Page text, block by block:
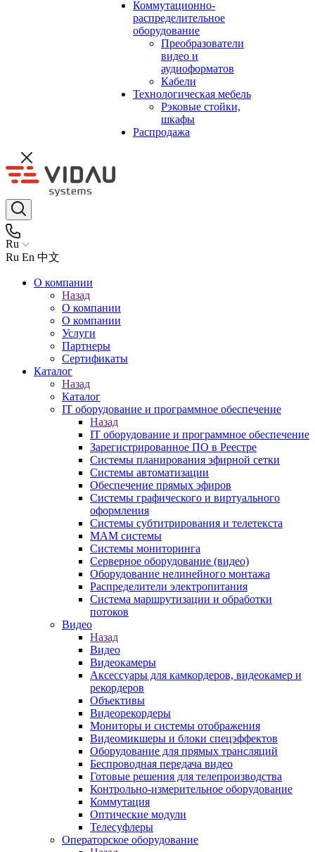
Коммутационно-
распределительное
оборудование
Преобразователи
видео и
аудиоформатов
Кабели
Технологическая мебель
Рэковые стойки,
шкафы
Распродажа
Ru
Ru En 中文
О компании
Назад
О компании
О компании
Услуги
Партнеры
Сертификаты
Каталог
Назад
Каталог
IT оборудование и программное обеспечение
Назад
IT оборудование и программное обеспечение
Зарегистрированное ПО в Реестре
Системы планирования эфирной сетки
Системы автоматизации
Обеспечение прямых эфиров
Системы графического и виртуального
оформления
Системы субтитрирования и телетекста
MAM системы
Системы мониторинга
Серверное оборудование (видео)
Оборудование нелинейного монтажа
Распределители электропитания
Система маршрутизации и обработки
потоков
Видео
Назад
Видео
Видеокамеры
Аксессуары для камкордеров, видеокамер и
рекордеров
Объективы
Видеорекордеры
Мониторы и системы отображения
Видеомикшеры и блоки спецэффектов
Оборудование для прямых трансляций
Беспроводная передача видео
Готовые решения для телепроизводства
Контрольно-измерительное оборудование
Коммутация
Оптические модули
Телесуфлеры
Операторское оборудование